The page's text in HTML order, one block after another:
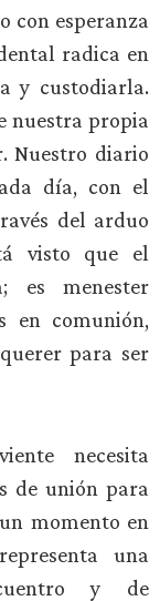
con esperanza
radica en
y custodiarla.
nuestra propia
Nuestro diario
día, con el
del arduo
visto que el
es menester
en comunión,
para ser
necesita
de unión para
momento en
una
y de